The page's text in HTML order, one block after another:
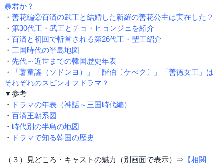
暴君か？
・ 善花編②百済の武王と結婚した新羅の善花公主は実在した？
・ 第30代王・武王とチョ・ヒョンジェを紹介
・ 百済と初回で斬首される第26代王・聖王紹介
・ 三国時代の半島地図
・ 先代～近世までの韓国歴史年表
・
「薯童謠（ソドンヨ）」「階伯〔ケべク〕」「善徳女王」は
それぞれのスピンオフドラマ？
▼参考
・
ドラマの年表（神話～三国時代編）
・ 百済王朝系図
・ 時代別の半島の地図
・
ドラマで知る韓国の歴史
（３）見どころ・キャストの魅力（別画面で表示）⇒ 【相関